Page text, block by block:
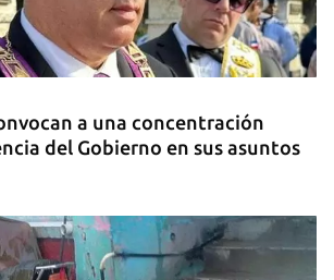
a una concentración
del Gobierno en sus asuntos